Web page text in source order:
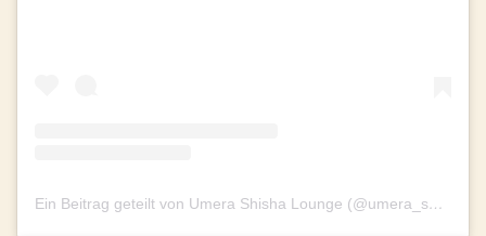
Ein Beitrag geteilt von Umera Shisha Lounge (@umera_shishalounge)